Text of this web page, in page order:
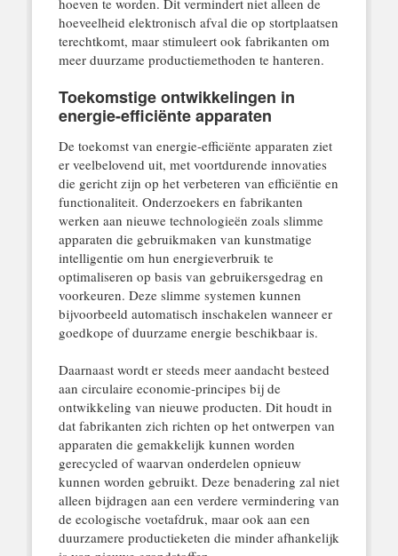
hoeven te worden. Dit vermindert niet alleen de
hoeveelheid elektronisch afval die op stortplaatsen
terechtkomt, maar stimuleert ook fabrikanten om
meer duurzame productiemethoden te hanteren.
Toekomstige ontwikkelingen in
energie-efficiënte apparaten
De toekomst van energie-efficiënte apparaten ziet
er veelbelovend uit, met voortdurende innovaties
die gericht zijn op het verbeteren van efficiëntie en
functionaliteit. Onderzoekers en fabrikanten
werken aan nieuwe technologieën zoals slimme
apparaten die gebruikmaken van kunstmatige
intelligentie om hun energieverbruik te
optimaliseren op basis van gebruikersgedrag en
voorkeuren. Deze slimme systemen kunnen
bijvoorbeeld automatisch inschakelen wanneer er
goedkope of duurzame energie beschikbaar is.
Daarnaast wordt er steeds meer aandacht besteed
aan circulaire economie-principes bij de
ontwikkeling van nieuwe producten. Dit houdt in
dat fabrikanten zich richten op het ontwerpen van
apparaten die gemakkelijk kunnen worden
gerecycled of waarvan onderdelen opnieuw
kunnen worden gebruikt. Deze benadering zal niet
alleen bijdragen aan een verdere vermindering van
de ecologische voetafdruk, maar ook aan een
duurzamere productieketen die minder afhankelijk